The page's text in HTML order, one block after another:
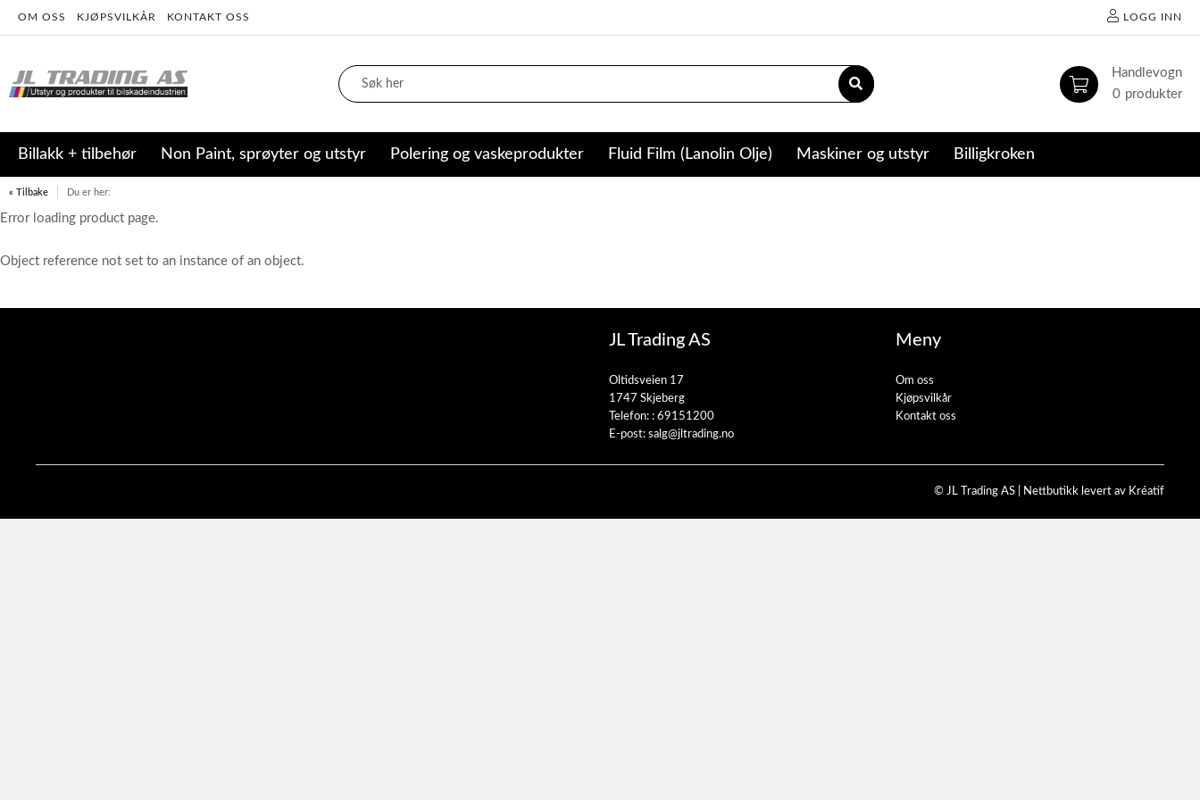
OM OSS KJØPSVILKÅR KONTAKT OSS LOGG INN
0
Billakk + tilbehør Non Paint, sprøyter og utstyr Polering og vaskeprodukter Fluid Film (Lanolin Olje) Maskiner og utstyr Billigkroken
« Tilbake Du er her:
Error loading product page.
Object reference not set to an instance of an object.
JL Trading AS
Oltidsveien 17
1747 Skjeberg
Telefon: : 69151200
E-post: salg@jltrading.no
Meny
Om oss
Kjøpsvilkår
Kontakt oss
© JL Trading AS | Nettbutikk levert av Kréatif